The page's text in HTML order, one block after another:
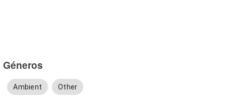
Géneros
Ambient Other